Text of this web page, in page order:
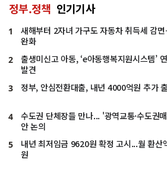
정부.정책 인기기사
1
새해부터 2자녀 가구도 자동차 취득세 감
완화
2
출생미신고 아동, ‘e아동행복지원시스템’
발견
3 정부, 안심전환대출, 내년 4000억원 추가
4
수도권 단체장들 만나... '광역교통·수도권
안 논의
5
내년 최저임금 9620원 확정 고시...월 환산
원